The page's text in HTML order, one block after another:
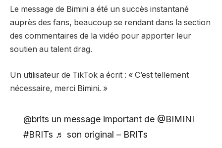
Le message de Bimini a été un succès instantané
auprès des fans, beaucoup se rendant dans la section
des commentaires de la vidéo pour apporter leur
soutien au talent drag.
Un utilisateur de TikTok a écrit : « C’est tellement
nécessaire, merci Bimini. »
@brits un message important de @BIMINI
#BRITs ♬ son original – BRITs